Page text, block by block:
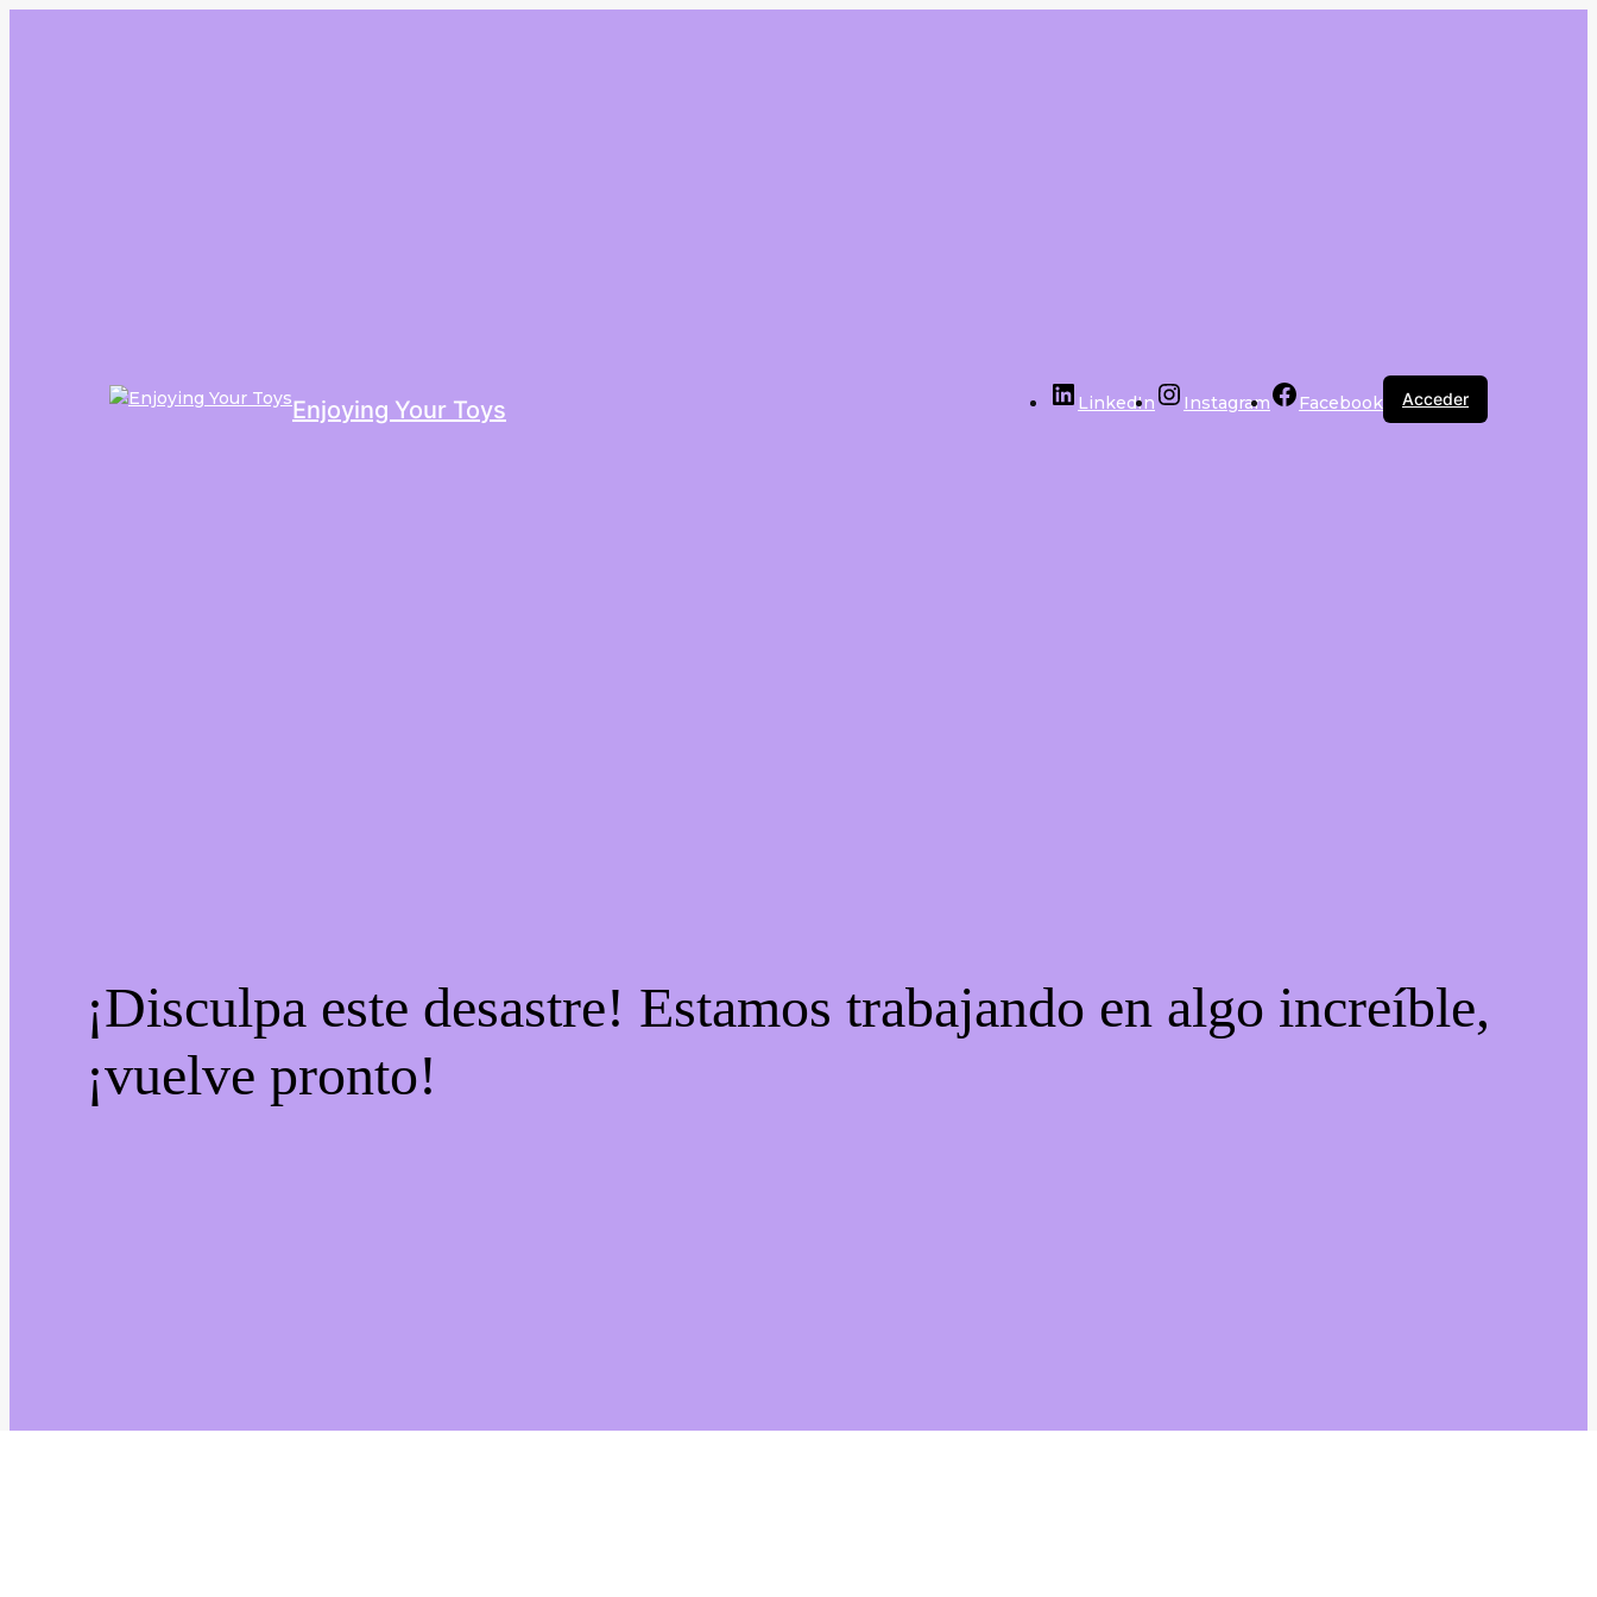
Enjoying Your Toys LinkedIn Instagram Facebook Acceder
¡Disculpa este desastre! Estamos trabajando en algo increíble,
¡vuelve pronto!